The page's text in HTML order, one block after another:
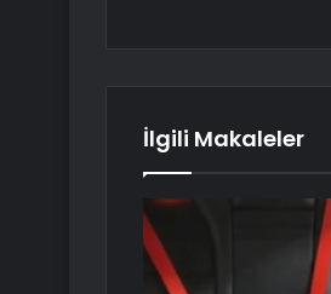
İlgili Makaleler